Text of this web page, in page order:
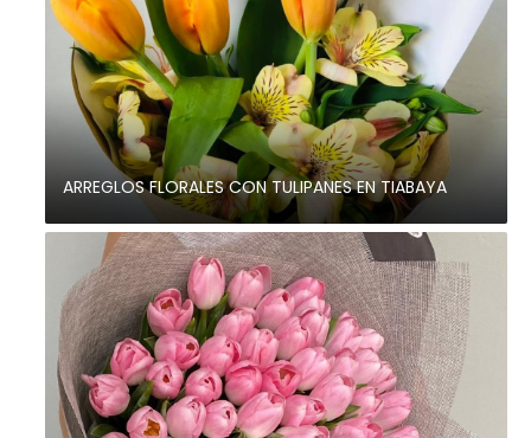
ARREGLOS FLORALES CON TULIPANES EN TIABAYA